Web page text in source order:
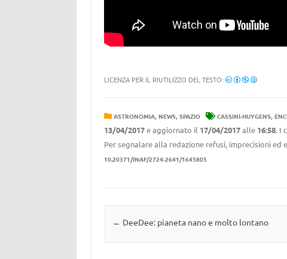
LICENZA PER IL RIUTILIZZO DEL TESTO:
ASTRONOMIA, NEWS, SPAZIO CASSINI-HUYGENS,
13/04/2017e aggiornato il 17/04/2017alle 16:58. I
Per segnalare alla redazione refusi, imprecisioni ed
10.20371/INAF/2724-2641/1645805
Navigazione articolo
← DeeDee: pianeta nano e molto lontano